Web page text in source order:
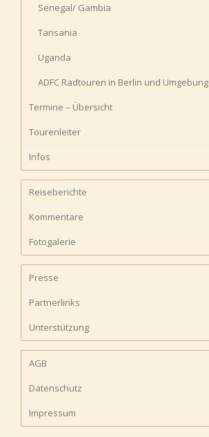
Senegal/ Gambia
Tansania
Uganda
ADFC Radtouren in Berlin und Umgebung
Termine – Übersicht
Tourenleiter
Infos
Reiseberichte
Kommentare
Fotogalerie
Presse
Partnerlinks
Unterstützung
AGB
Datenschutz
Impressum